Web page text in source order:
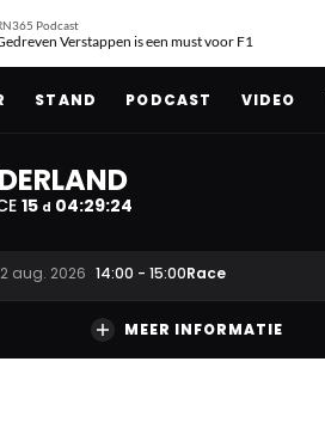
Podcast
Verstappen is een must voor F1
STAND PODCAST VIDEO
15 d 04:29:23
aug. 2026 14:00 - 15:00Race
MEER INFORMATIE